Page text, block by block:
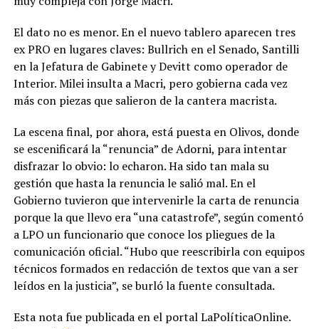
El dato no es menor. En el nuevo tablero aparecen tres
ex PRO en lugares claves: Bullrich en el Senado, Santilli
en la Jefatura de Gabinete y Devitt como operador de
Interior. Milei insulta a Macri, pero gobierna cada vez
más con piezas que salieron de la cantera macrista.
La escena final, por ahora, está puesta en Olivos, donde
se escenificará la “renuncia” de Adorni, para intentar
disfrazar lo obvio: lo echaron. Ha sido tan mala su
gestión que hasta la renuncia le salió mal. En el
Gobierno tuvieron que intervenirle la carta de renuncia
porque la que llevo era “una catastrofe”, según comentó
a LPO un funcionario que conoce los pliegues de la
comunicación oficial. “Hubo que reescribirla con equipos
técnicos formados en redacción de textos que van a ser
leídos en la justicia”, se burló la fuente consultada.
Esta nota fue publicada en el portal LaPolíticaOnline.